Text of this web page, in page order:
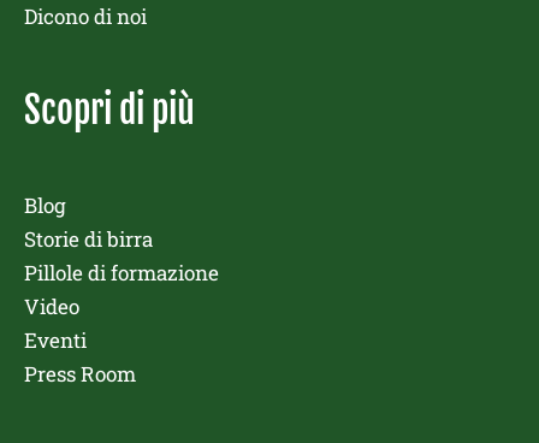
Dicono di noi
Scopri di più
Blog
Storie di birra
Pillole di formazione
Video
Eventi
Press Room